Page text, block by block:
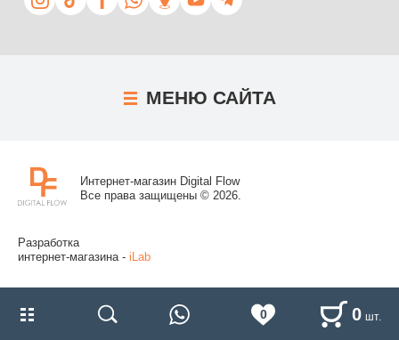
МЕНЮ САЙТА
Интернет-магазин Digital Flow
Все права защищены © 2026.
Разработка
интернет-магазина - iLab
0 0 шт.